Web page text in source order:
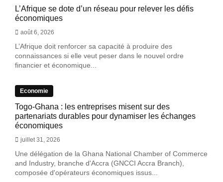
L’Afrique se dote d’un réseau pour relever les défis
économiques
août 6, 2026
L’Afrique doit renforcer sa capacité à produire des
connaissances si elle veut peser dans le nouvel ordre
financier et économique...
Economie
Togo-Ghana : les entreprises misent sur des
partenariats durables pour dynamiser les échanges
économiques
juillet 31, 2026
Une délégation de la Ghana National Chamber of Commerce
and Industry, branche d'Accra (GNCCI Accra Branch),
composée d'opérateurs économiques issus...